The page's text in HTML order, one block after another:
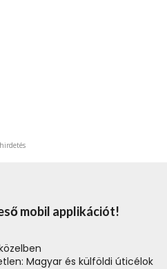
hirdetés
mobil applikációt!
Magyar és külföldi úticélok